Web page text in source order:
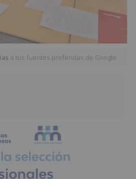
a tus fuentes preferidas de Google